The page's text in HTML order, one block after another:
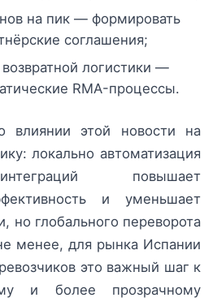
на пик — формировать
соглашения;
логистики —
RMA-процессы.
влиянии этой новости на
локально автоматизация
повышает
и уменьшает
но глобального переворота
менее, для рынка Испании
это важный шаг к
и более прозрачному